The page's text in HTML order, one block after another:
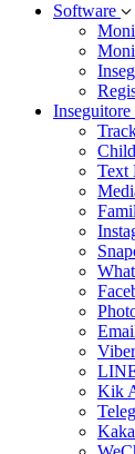
Software
Text
Kik